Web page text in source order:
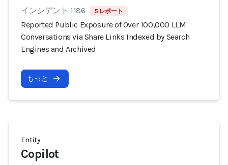
インシデント 1186 5 レポート
Reported Public Exposure of Over 100,000 LLM
Conversations via Share Links Indexed by Search
Engines and Archived
もっと
Entity
Copilot